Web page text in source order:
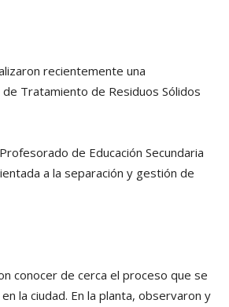
recientemente una
Tratamiento de Residuos Sólidos
de Educación Secundaria
a la separación y gestión de
conocer de cerca el proceso que se
la ciudad. En la planta, observaron y